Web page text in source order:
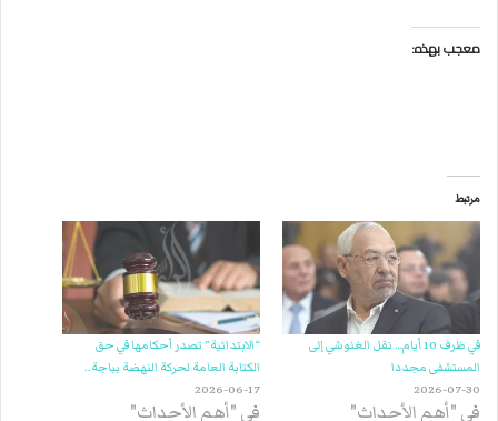
معجب بهذه:
مرتبط
في ظرف 10 أيام… نقل الغنوشي إلى
المستشفى مجددا
2026-07-30
في "أهم الأحداث"
“الابتدائية” تصدر أحكامها في حق
الكتابة العامة لحركة النهضة بباجة..
2026-06-17
في "أهم الأحداث"